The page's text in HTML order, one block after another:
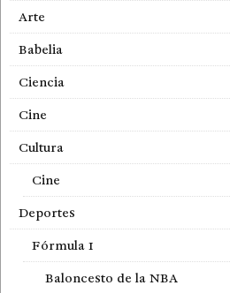
Arte
Babelia
Ciencia
Cine
Cultura
Cine
Deportes
Fórmula 1
Baloncesto de la NBA